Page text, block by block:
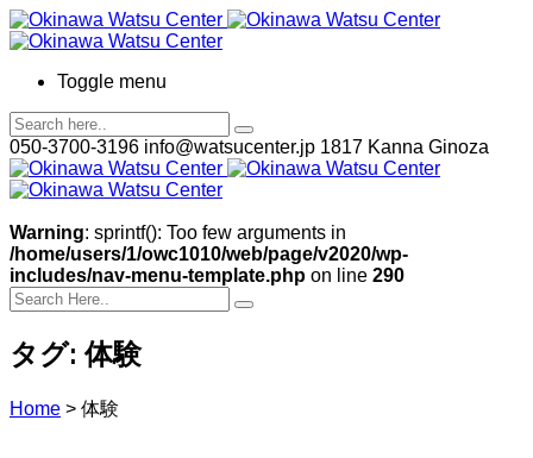
Toggle menu
050-3700-3196 info@watsucenter.jp 1817 Kanna Ginoza
Warning: sprintf(): Too few arguments in
/home/users/1/owc1010/web/page/v2020/wp-
includes/nav-menu-template.php on line 290
タグ:体験
Home > 体験